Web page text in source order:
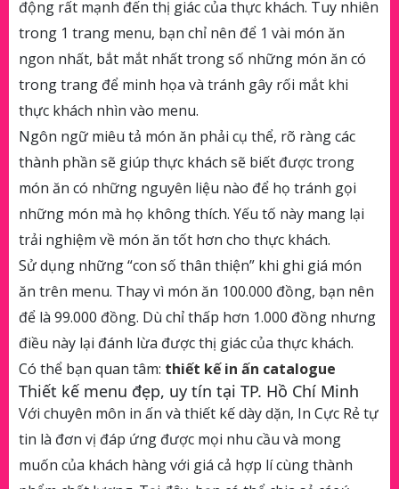
động rất mạnh đến thị giác của thực khách. Tuy nhiên
trong 1 trang menu, bạn chỉ nên để 1 vài món ăn
ngon nhất, bắt mắt nhất trong số những món ăn có
trong trang để minh họa và tránh gây rối mắt khi
thực khách nhìn vào menu.
Ngôn ngữ miêu tả món ăn phải cụ thể, rõ ràng các
thành phần sẽ giúp thực khách sẽ biết được trong
món ăn có những nguyên liệu nào để họ tránh gọi
những món mà họ không thích. Yếu tố này mang lại
trải nghiệm về món ăn tốt hơn cho thực khách.
Sử dụng những “con số thân thiện” khi ghi giá món
ăn trên menu. Thay vì món ăn 100.000 đồng, bạn nên
để là 99.000 đồng. Dù chỉ thấp hơn 1.000 đồng nhưng
điều này lại đánh lừa được thị giác của thực khách.
Có thể bạn quan tâm: thiết kế in ấn catalogue
Thiết kế menu đẹp, uy tín tại TP. Hồ Chí Minh
Với chuyên môn in ấn và thiết kế dày dặn, In Cực Rẻ tự
tin là đơn vị đáp ứng được mọi nhu cầu và mong
muốn của khách hàng với giá cả hợp lí cùng thành